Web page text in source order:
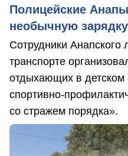
Полицейские
необычную
Сотрудники
транспорте
отдыхающих в детском
спортивно-
со стражем порядка».